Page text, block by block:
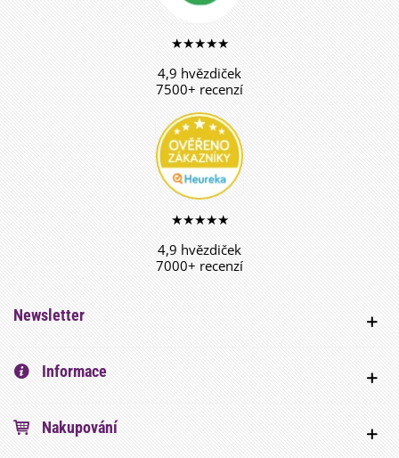
★★★★★
4,9 hvězdiček
7500+ recenzí
★★★★★
4,9 hvězdiček
7000+ recenzí
Newsletter
Informace
Nakupování